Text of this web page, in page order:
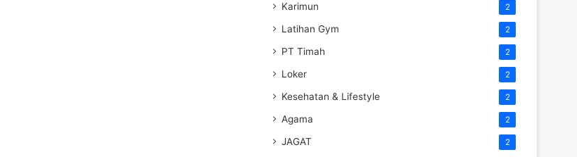
Karimun 2
Latihan Gym 2
PT Timah 2
Loker 2
Kesehatan & Lifestyle 2
Agama 2
JAGAT 2